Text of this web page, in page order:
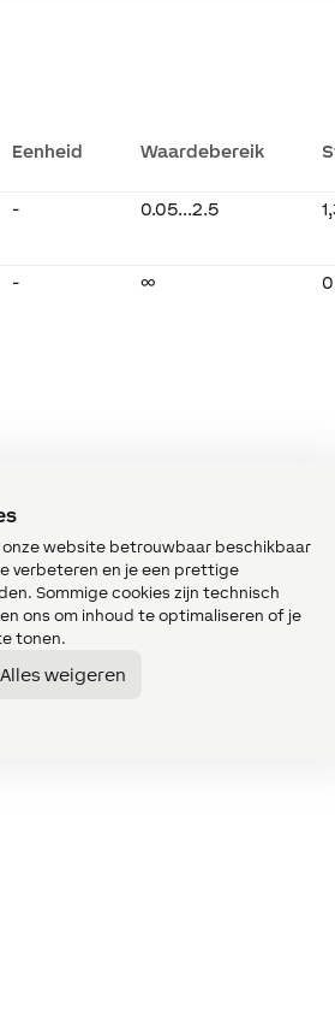
onze website betrouwbaar beschikbaar
verbeteren en je een prettige
Sommige cookies zijn technisch
ons om inhoud te optimaliseren of je
tonen.
Alles weigeren
Eenheid Waardebereik
- 0.05...2.5
- ∞ 0
°